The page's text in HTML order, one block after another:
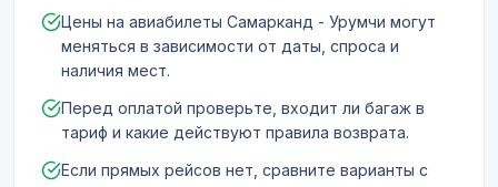
Цены на авиабилеты Самарканд - Урумчи могут
меняться в зависимости от даты, спроса и
наличия мест.
Перед оплатой проверьте, входит ли багаж в
тариф и какие действуют правила возврата.
Если прямых рейсов нет, сравните варианты с